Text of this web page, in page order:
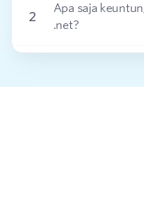
2
Apa saja
.net?